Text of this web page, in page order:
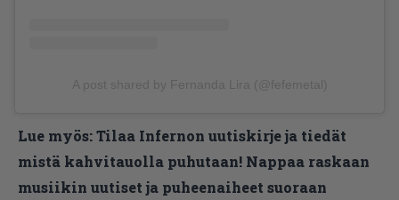
A post shared by Fernanda Lira (@fefemetal)
Lue myös:Tilaa Infernon uutiskirje ja tiedät
mistä kahvitauolla puhutaan! Nappaa raskaan
musiikin uutiset ja puheenaiheet suoraan